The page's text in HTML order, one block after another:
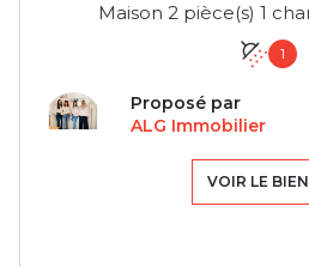
1
Proposé par
ALG Immobilier
VOIR LE BIEN